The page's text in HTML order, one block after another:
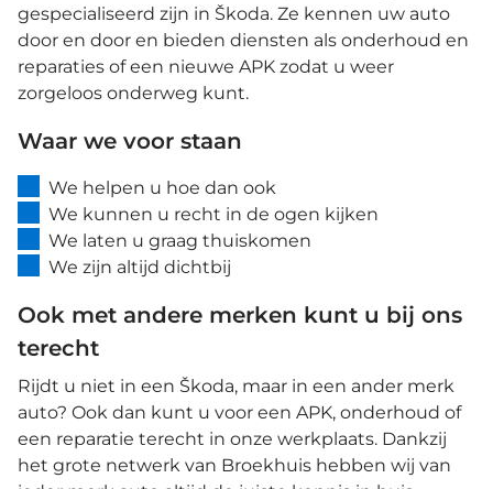
gespecialiseerd zijn in Škoda. Ze kennen uw auto
door en door en bieden diensten als onderhoud en
reparaties of een nieuwe APK zodat u weer
zorgeloos onderweg kunt.
Waar we voor staan
We helpen u hoe dan ook
We kunnen u recht in de ogen kijken
We laten u graag thuiskomen
We zijn altijd dichtbij
Ook met andere merken kunt u bij ons
terecht
Rijdt u niet in een Škoda, maar in een ander merk
auto? Ook dan kunt u voor een APK, onderhoud of
een reparatie terecht in onze werkplaats. Dankzij
het grote netwerk van Broekhuis hebben wij van